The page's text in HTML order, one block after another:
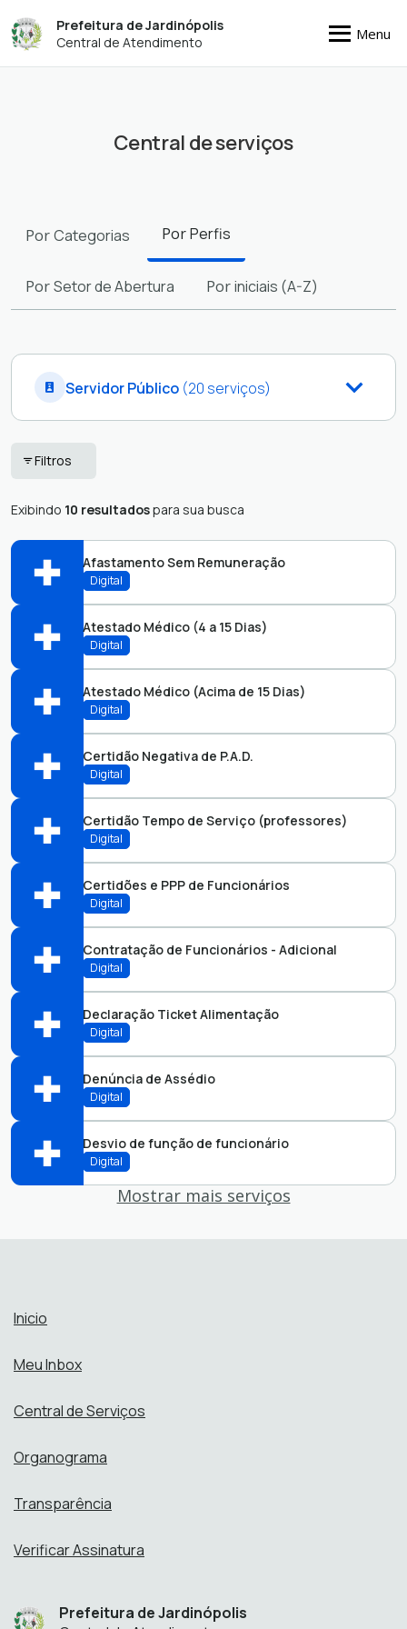
Prefeitura de Jardinópolis
Central de Atendimento
Menu
Central de serviços
PorCategorias PorPerfis
PorSetor de Abertura Poriniciais (A-Z)
Servidor Público (20 serviços)
Filtros
Exibindo 10 resultadospara sua busca
Afastamento Sem Remuneração
Digital
Protocolo
Abrir online > Via protocolo 1Doc
Perfis:
Atestado Médico (4 a 15 Dias)
Digital
Protocolo
Abrir online > Via protocolo 1Doc
Perfis:
Atestado Médico (Acima de 15 Dias)
Digital
Protocolo
Abrir online > Via protocolo 1Doc
Perfis:
Certidão Negativa de P.A.D.
Digital
Protocolo
Abrir online > Via protocolo 1Doc
Perfis:
Certidão Tempo de Serviço (professores)
Digital
Protocolo
Abrir online > Via protocolo 1Doc
Perfis:
Certidões e PPP de Funcionários
Digital
Protocolo
Abrir online > Via protocolo 1Doc
Perfis:
Contratação de Funcionários - Adicional
Digital
Protocolo
Abrir online > Via protocolo 1Doc
Perfis:
Declaração Ticket Alimentação
Digital
Protocolo
Abrir online > Via protocolo 1Doc
Perfis:
Denúncia de Assédio
Digital
Ouvidoria
Abrir online > Via protocolo 1Doc
Desvio de função de funcionário
Digital
Mostrar mais serviços
Inicio
Meu Inbox
Central de Serviços
Organograma
Transparência
Verificar Assinatura
Prefeitura de Jardinópolis